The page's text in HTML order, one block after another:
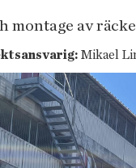
montage av
Mikael